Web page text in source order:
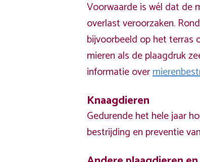
Voorwaarde is wél dat de
overlast veroorzaken.
bijvoorbeeld op het terras
mieren als de plaagdruk
informatie over
Knaagdieren
Gedurende het hele jaar
bestrijding en preventie van